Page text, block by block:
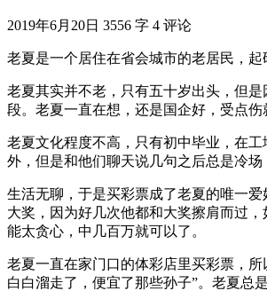
2019年6月20日 3556 字 4 评论
老夏是一个居住在省会城市的老居民，
老夏其实并不老，只有五十岁出头，但
段。老夏一直在想，还是国企好，受点
老夏文化程度不高，只有初中毕业，在
外，但是和他们聊天说几句之后总是冷
生活无聊，于是买彩票成了老夏的唯一
大奖，因为好几次他都和大奖擦肩而过
能太贪心，中几百万就可以了。
老夏一直在家门口的体彩店里买彩票，
白白溜走了，便宜了那些孙子”。老夏总